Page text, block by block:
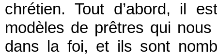
chrétien. Tout d’abord, il
modèles de prêtres qui
dans la foi, et ils sont